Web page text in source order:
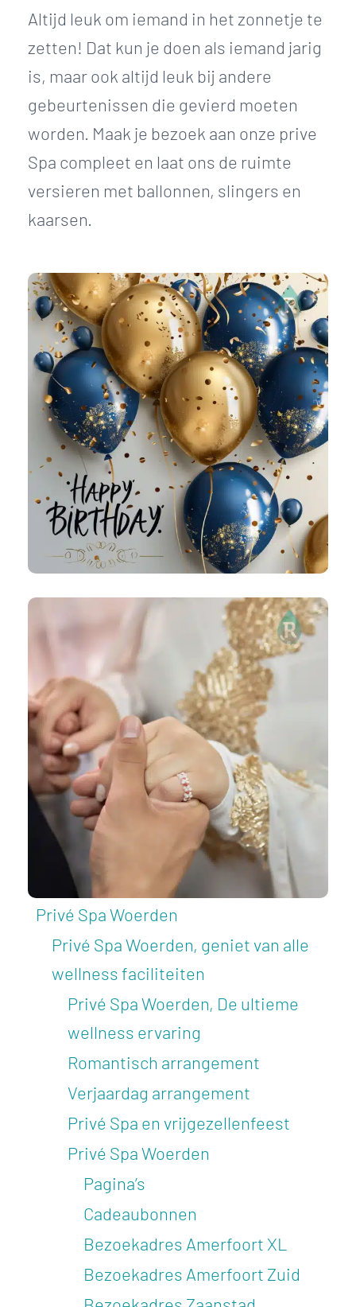
Altijd leuk om iemand in het zonnetje te
zetten! Dat kun je doen als iemand jarig
is, maar ook altijd leuk bij andere
gebeurtenissen die gevierd moeten
worden. Maak je bezoek aan onze prive
Spa compleet en laat ons de ruimte
versieren met ballonnen, slingers en
kaarsen.
Privé Spa Woerden
Privé Spa Woerden, geniet van alle
wellness faciliteiten
Privé Spa Woerden, De ultieme
wellness ervaring
Romantisch arrangement
Verjaardag arrangement
Privé Spa en vrijgezellenfeest
Privé Spa Woerden
Pagina’s
Cadeaubonnen
Bezoekadres Amerfoort XL
Bezoekadres Amerfoort Zuid